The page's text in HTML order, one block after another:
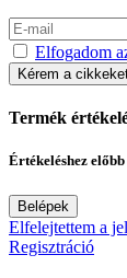
Elfogadom
Kérem a
Termék
Értékeléshez
Belépek
Elfelejtettem a
Regisztráció